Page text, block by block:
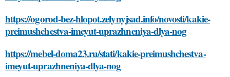
https://ogorod-bez-hlopot.zelynyjsad.info/novosti/kakie-
preimushchestva-imeyut-uprazhneniya-dlya-nog
https://mebel-doma23.ru/stati/kakie-preimushchestva-
imeyut-uprazhneniya-dlya-nog